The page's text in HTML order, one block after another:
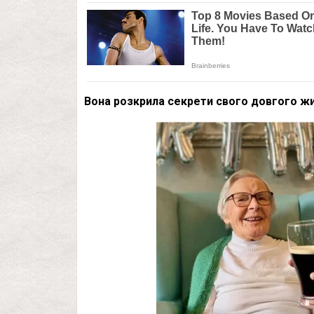
Вона розкрила секрети свого довгого